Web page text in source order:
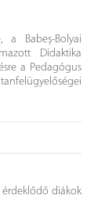
a Babeș-Bolyai
Didaktika
a Pedagógus
érdeklődő diákok